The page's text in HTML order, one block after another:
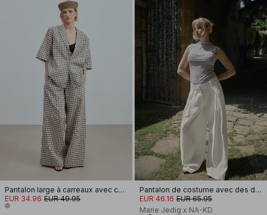
Pantalon large à carreaux avec cordon de serrage
EUR 34.96 EUR 49.95
Pantalon de costume avec des détails plissés
EUR 46.16 EUR 65.95
Marie Jedig x NA-KD